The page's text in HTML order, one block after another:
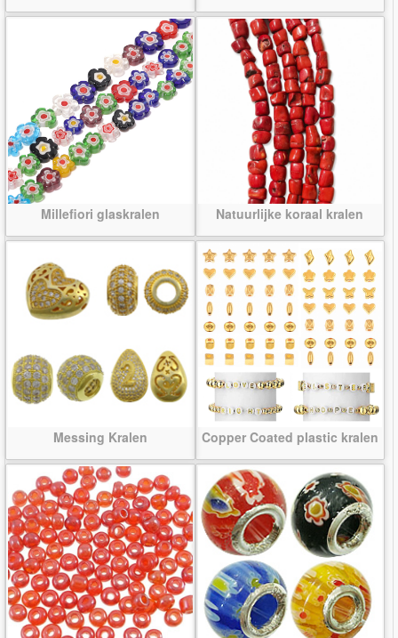
Millefiori glaskralen Natuurlijke koraal kralen
Messing Kralen Copper Coated plastic kralen